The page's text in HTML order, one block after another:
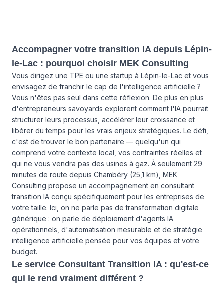
Accompagner votre transition IA depuis Lépin-
le-Lac : pourquoi choisir MEK Consulting
Vous dirigez une TPE ou une startup à Lépin-le-Lac et vous
envisagez de franchir le cap de l'intelligence artificielle ?
Vous n'êtes pas seul dans cette réflexion. De plus en plus
d'entrepreneurs savoyards explorent comment l'IA pourrait
structurer leurs processus, accélérer leur croissance et
libérer du temps pour les vrais enjeux stratégiques. Le défi,
c'est de trouver le bon partenaire — quelqu'un qui
comprend votre contexte local, vos contraintes réelles et
qui ne vous vendra pas des usines à gaz. À seulement 29
minutes de route depuis Chambéry (25,1 km), MEK
Consulting propose un accompagnement en consultant
transition IA conçu spécifiquement pour les entreprises de
votre taille. Ici, on ne parle pas de transformation digitale
générique : on parle de déploiement d'agents IA
opérationnels, d'automatisation mesurable et de stratégie
intelligence artificielle pensée pour vos équipes et votre
budget.
Le service Consultant Transition IA : qu'est-ce
qui le rend vraiment différent ?